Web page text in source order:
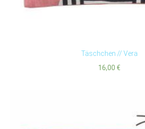
Täschchen // Vera
16,00 €